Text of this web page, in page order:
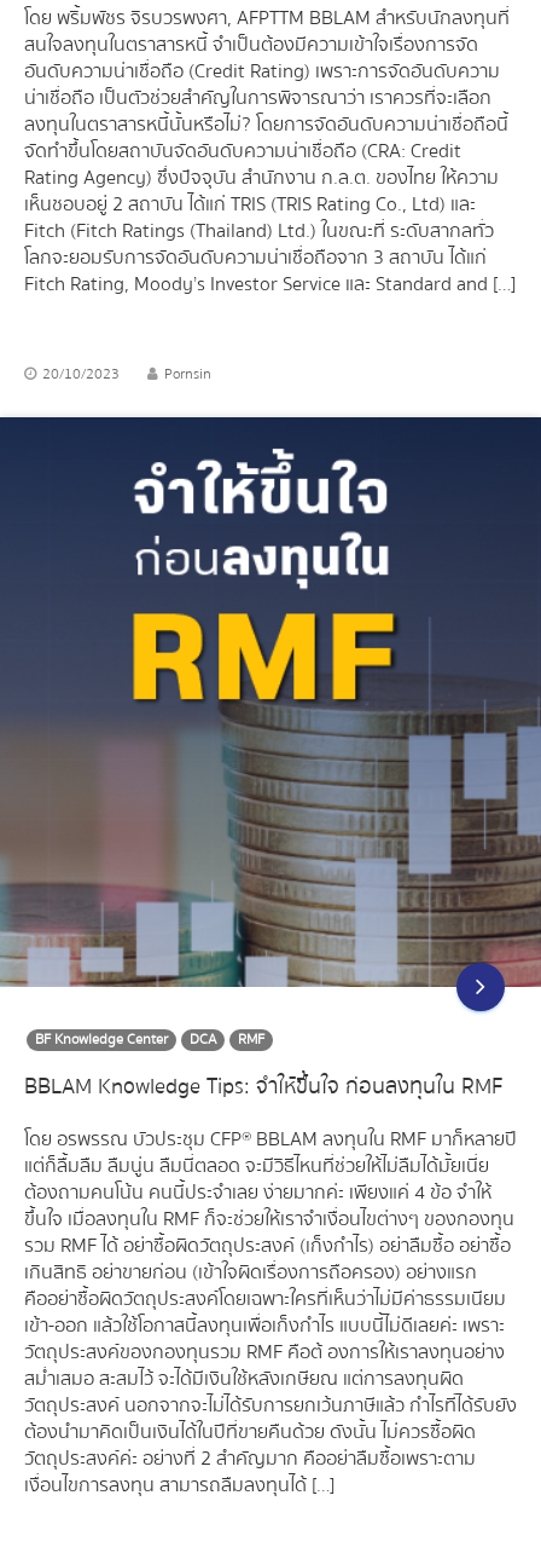
โดย พริ้มพัชร จิรบวรพงศา, AFPTTM BBLAM สำหรับนักลงทุนที่
สนใจลงทุนในตราสารหนี้ จำเป็นต้องมีความเข้าใจเรื่องการจัด
อันดับความน่าเชื่อถือ (Credit Rating) เพราะการจัดอันดับความ
น่าเชื่อถือ เป็นตัวช่วยสำคัญในการพิจารณาว่า เราควรที่จะเลือก
ลงทุนในตราสารหนี้นั้นหรือไม่? โดยการจัดอันดับความน่าเชื่อถือนี้
จัดทำขึ้นโดยสถาบันจัดอันดับความน่าเชื่อถือ (CRA: Credit
Rating Agency) ซึ่งปัจจุบัน สำนักงาน ก.ล.ต. ของไทย ให้ความ
เห็นชอบอยู่ 2 สถาบัน ได้แก่ TRIS (TRIS Rating Co., Ltd) และ
Fitch (Fitch Ratings (Thailand) Ltd.) ในขณะที่ ระดับสากลทั่ว
โลกจะยอมรับการจัดอันดับความน่าเชื่อถือจาก 3 สถาบัน ได้แก่
Fitch Rating, Moody’s Investor Service และ Standard and […]
20/10/2023 Pornsin
BF Knowledge Center DCA RMF
BBLAM Knowledge Tips: จำให้ขึ้นใจ ก่อนลงทุนใน RMF
โดย อรพรรณ บัวประชุม CFP® BBLAM ลงทุนใน RMF มาก็หลายปี
แต่ก็ลื้มลืม ลืมนู่น ลืมนี่ตลอด จะมีวิธีไหนที่ช่วยให้ไม่ลืมได้มั้ยเนี่ย
ต้องถามคนโน้น คนนี้ประจำเลย ง่ายมากค่ะ เพียงแค่ 4 ข้อ จำให้
ขึ้นใจ เมื่อลงทุนใน RMF ก็จะช่วยให้เราจำเงื่อนไขต่างๆ ของกองทุน
รวม RMF ได้ อย่าซื้อผิดวัตถุประสงค์ (เก็งกำไร) อย่าลืมซื้อ อย่าซื้อ
เกินสิทธิ อย่าขายก่อน (เข้าใจผิดเรื่องการถือครอง) อย่างแรก
คือ อย่าซื้อผิดวัตถุประสงค์ โดยเฉพาะใครที่เห็นว่าไม่มีค่าธรรมเนียม
เข้า-ออก แล้วใช้โอกาสนี้ลงทุนเพื่อเก็งกำไร แบบนี้ไม่ดีเลยค่ะ เพราะ
วัตถุประสงค์ของกองทุนรวม RMF คือต้ องการให้เราลงทุนอย่าง
สม่ำเสมอ สะสมไว้ จะได้มีเงินใช้หลังเกษียณ แต่การลงทุนผิด
วัตถุประสงค์ นอกจากจะไม่ได้รับการยกเว้นภาษีแล้ว กำไรที่ได้รับยัง
ต้องนำมาคิดเป็นเงินได้ในปีที่ขายคืนด้วย ดังนั้น ไม่ควรซื้อผิด
วัตถุประสงค์ค่ะ อย่างที่ 2 สำคัญมาก คือ อย่าลืมซื้อ เพราะตาม
เงื่อนไขการลงทุน สามารถลืมลงทุนได้ […]